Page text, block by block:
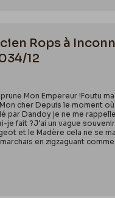
Rops à
12
prune Mon Empereur !Foutu
cher Depuis le moment
par Dandoy je ne me
je fait ?J’ai un vague
et le Madère cela ne se
en zigzaguant